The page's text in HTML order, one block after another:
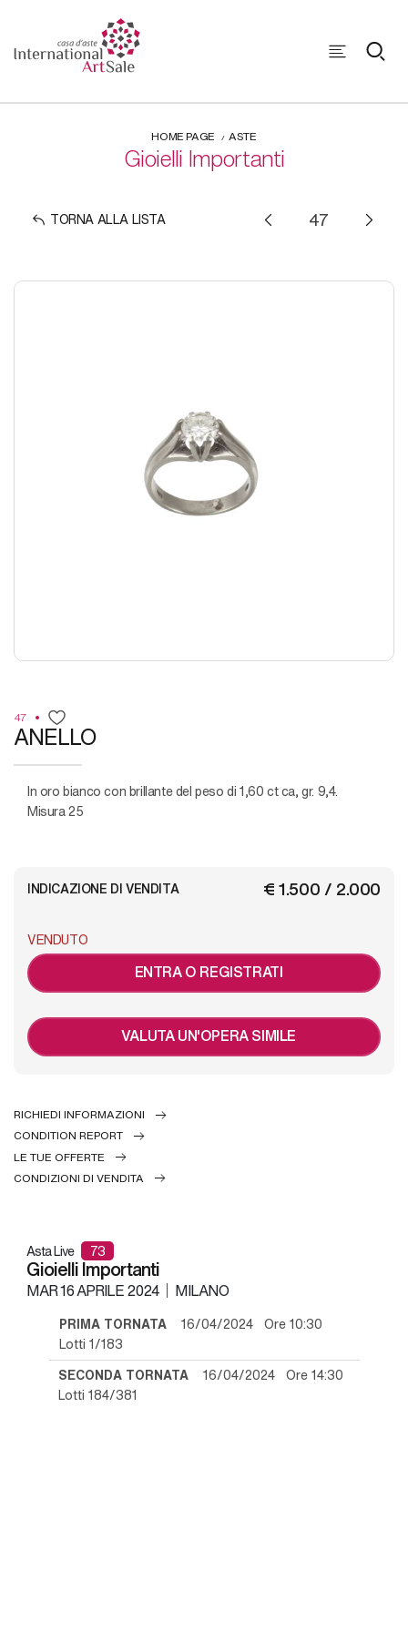
HOME PAGE ASTE
Gioielli Importanti
TORNA ALLA LISTA
47
ANELLO
in oro bianco con brillante del peso di 1,60 ct ca, gr. 9,4.
Misura 25
€ 1.500 / 2.000
INDICAZIONE DI VENDITA
VENDUTO
ENTRA O REGISTRATI
VALUTA UN'OPERA SIMILE
RICHIEDI INFORMAZIONI
CONDITION REPORT
LE TUE OFFERTE
CONDIZIONI DI VENDITA
Asta Live 73
Gioielli Importanti
MAR16 APRILE 2024 MILANO
PRIMA TORNATA16/04/2024 Ore 10:30
Lotti 1/183
SECONDA TORNATA16/04/2024 Ore 14:30
Lotti 184/381